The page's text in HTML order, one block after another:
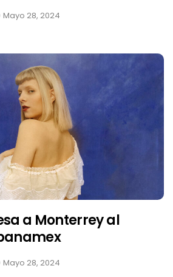
Mayo 28, 2024
a Monterrey al
Mayo 28, 2024